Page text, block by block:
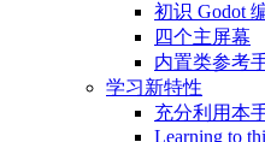
初识 Godot
四个主屏幕
内置类参考
学习新特性
充分利用本
Learning to